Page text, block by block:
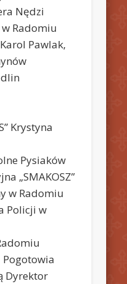
Nędzi
w Radomiu
Pawlak,
Krystyna
Pysiaków
„SMAKOSZ”
w Radomiu
Policji w
Pogotowia
Dyrektor